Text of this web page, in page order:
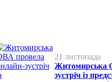
21 листопада
Житомирська
зустріч із